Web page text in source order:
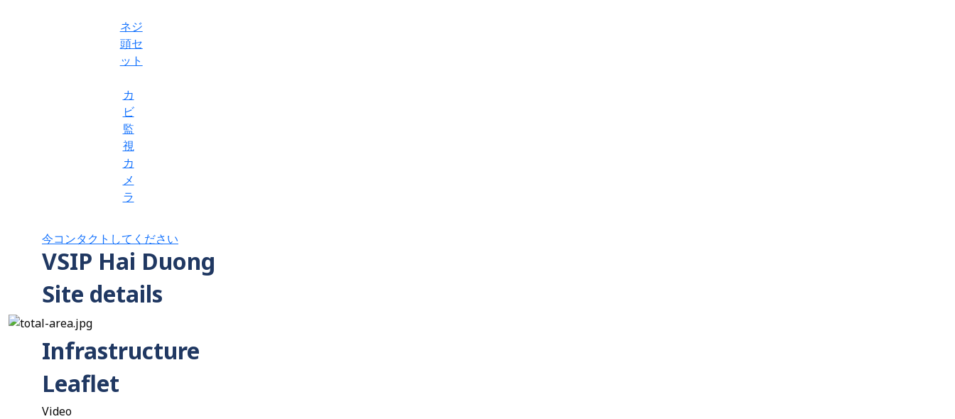
ネジ
頭セ
ット
カ
ビ
監
視
カ
メ
ラ
今コンタクトしてください
VSIP Hai Duong
Site details
Infrastructure
Leaflet
Video